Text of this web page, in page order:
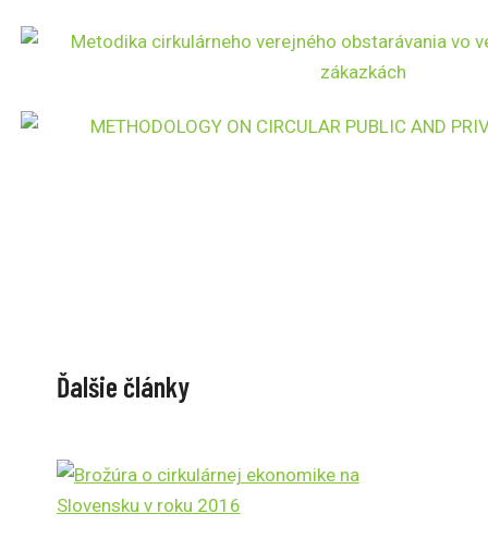
Ďalšie články